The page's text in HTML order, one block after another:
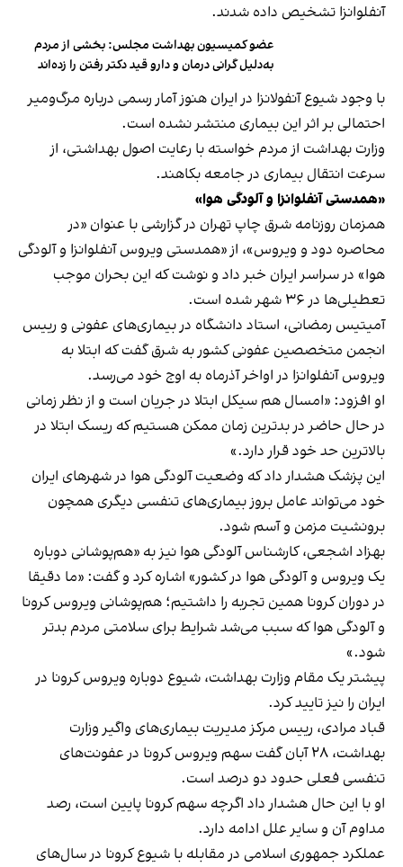
آنفلوانزا تشخیص داده شدند.
عضو کمیسیون بهداشت مجلس: بخشی از مردم
به‌دلیل گرانی درمان و دارو قید دکتر رفتن را زده‌اند
با وجود شیوع آنفولانزا در ایران هنوز آمار رسمی درباره مرگ‌ومیر
احتمالی بر اثر این بیماری منتشر نشده است.
وزارت بهداشت از مردم خواسته با رعایت اصول بهداشتی، از
سرعت انتقال بیماری در جامعه بکاهند.
«همدستی آنفلوانزا و آلودگی هوا»
همزمان روزنامه شرق چاپ تهران در گزارشی با عنوان «در
محاصره دود و ویروس»، از «همدستی ویروس آنفلوانزا و آلودگی
هوا» در سراسر ایران خبر داد و نوشت که این بحران موجب
تعطیلی‌ها در ۳۶ شهر شده است.
آمیتیس رمضانی، استاد دانشگاه در بیماری‌های عفونی و رییس
انجمن متخصصین عفونی کشور به شرق گفت که ابتلا به
ویروس آنفلوانزا در اواخر آذرماه به اوج خود می‌رسد.
او افزود: «امسال هم سیکل ابتلا در جریان است و از نظر زمانی
در حال حاضر در بدترین زمان ممکن هستیم که ریسک ابتلا در
بالاترین حد خود قرار دارد.»
این پزشک هشدار داد که وضعیت آلودگی هوا در شهرهای ایران
خود می‌تواند عامل بروز بیماری‌های تنفسی دیگری همچون
برونشیت مزمن و آسم شود.
بهزاد اشجعی، کارشناس آلودگی هوا نیز به «هم‌پوشانی دوباره
یک ویروس و آلودگی هوا در کشور» اشاره کرد و گفت: «ما دقیقا
در دوران کرونا همین تجربه را داشتیم؛ هم‌پوشانی ویروس کرونا
و آلودگی هوا که سبب می‌شد شرایط برای سلامتی مردم بدتر
شود.»
پیشتر یک مقام وزارت بهداشت، شیوع دوباره ویروس کرونا در
ایران را نیز تایید کرد.
قباد مرادی، رییس مرکز مدیریت بیماری‌های واگیر وزارت
بهداشت، ۲۸ آبان گفت سهم ویروس کرونا در عفونت‌های
تنفسی فعلی حدود دو درصد است.
او با این حال هشدار داد اگرچه سهم کرونا پایین است، رصد
مداوم آن و سایر علل ادامه دارد.
عملکرد جمهوری اسلامی در مقابله با شیوع کرونا در سال‌های